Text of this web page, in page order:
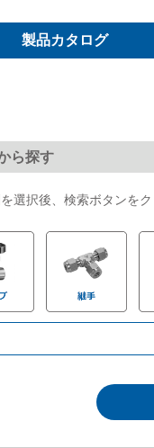
した。
2026.05.26「IGS（集
。
製品カタログ
ら探す
選択後、検索ボタンをク